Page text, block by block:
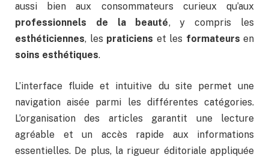
aussi bien aux consommateurs curieux qu’aux
professionnels de la beauté, y compris les
esthéticiennes, les praticiens et les formateurs en
soins esthétiques.
L’interface fluide et intuitive du site permet une
navigation aisée parmi les différentes catégories.
L’organisation des articles garantit une lecture
agréable et un accès rapide aux informations
essentielles. De plus, la rigueur éditoriale appliquée